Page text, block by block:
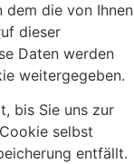
dem die von Ihnen
dieser
Daten werden
weitergegeben.
bis Sie uns zur
selbst
entfällt.